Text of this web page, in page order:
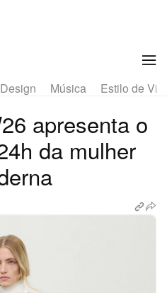
Design Música Estilo de
apresenta o
da mulher